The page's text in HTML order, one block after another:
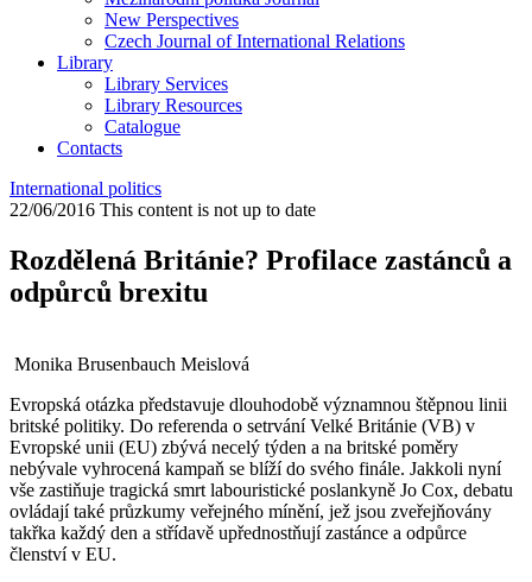
New Perspectives
Czech Journal of International Relations
Library
Library Services
Library Resources
Catalogue
Contacts
International politics
22/06/2016 This content is not up to date
Rozdělená Británie? Profilace zastánců a
odpůrců brexitu
Monika Brusenbauch Meislová
Evropská otázka představuje dlouhodobě významnou štěpnou linii
britské politiky. Do referenda o setrvání Velké Británie (VB) v
Evropské unii (EU) zbývá necelý týden a na britské poměry
nebývale vyhrocená kampaň se blíží do svého finále. Jakkoli nyní
vše zastiňuje tragická smrt labouristické poslankyně Jo Cox, debatu
ovládají také průzkumy veřejného mínění, jež jsou zveřejňovány
takřka každý den a střídavě upřednostňují zastánce a odpůrce
členství v EU.